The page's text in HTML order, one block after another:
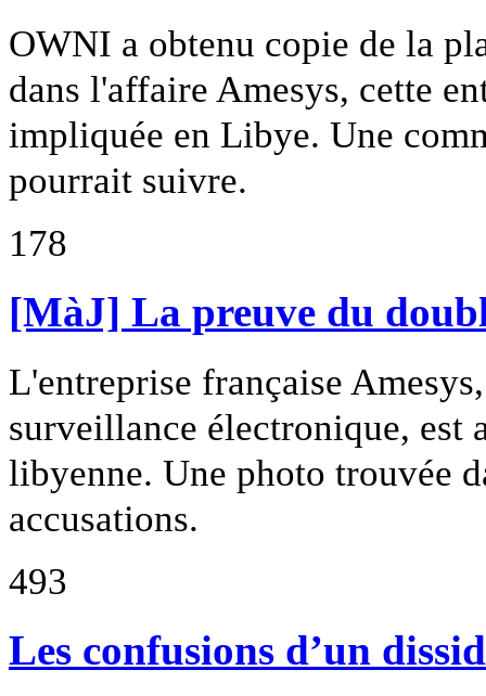
OWNI a obtenu copie de la
dans l'affaire Amesys, cette
impliquée en Libye. Une
pourrait suivre.
178
[MàJ] La preuve du
L'entreprise française
surveillance électronique, est
libyenne. Une photo trouvée
accusations.
493
Les confusions d’un